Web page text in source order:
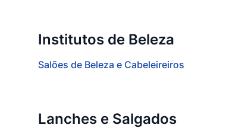
Institutos de Beleza
Salões de Beleza e Cabeleireiros
Lanches e Salgados